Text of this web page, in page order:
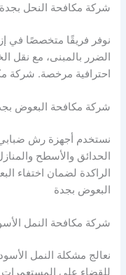
شركة مكافحة النحل بجدة
نوفر فريقًا متخصصًا في
الضرر بالمبنى، مع نقل
احترافية مرخصة. شركة
شركة مكافحة البعوض
نستخدم أجهزة رش
الحدائق والأسطح
الراكدة لضمان اختفاء
البعوض بجدة
شركة مكافحة النمل
نعالج مشكلة النمل
للقضاء على